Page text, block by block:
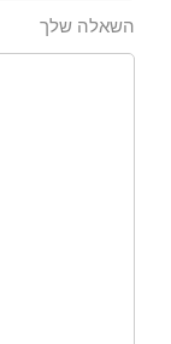
השאלה שלך